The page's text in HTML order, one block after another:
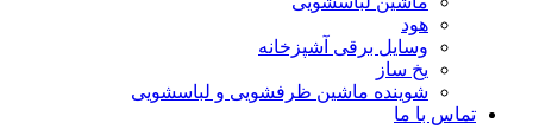
هود
وسایل برقی آشپزخانه
یخ ساز
شوینده ماشین ظرفشویی و لباسشویی
تماس با ما